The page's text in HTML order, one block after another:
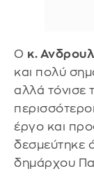
Ο κ.
και πολύ
αλλά τόνισε
έργο και
δεσμεύτηκε
δημάρχου